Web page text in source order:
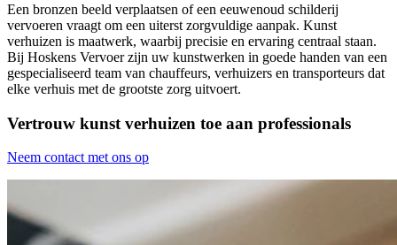
Een bronzen beeld verplaatsen of een eeuwenoud schilderij
vervoeren vraagt om een uiterst zorgvuldige aanpak. Kunst
verhuizen is maatwerk, waarbij precisie en ervaring centraal staan.
Bij Hoskens Vervoer zijn uw kunstwerken in goede handen van een
gespecialiseerd team van chauffeurs, verhuizers en transporteurs dat
elke verhuis met de grootste zorg uitvoert.
Vertrouw kunst verhuizen toe aan professionals
Neem contact met ons op